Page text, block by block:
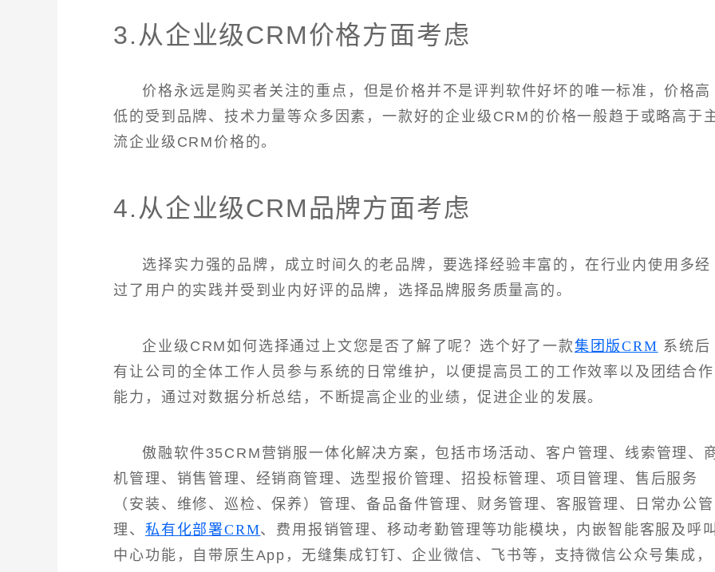
3.从企业级CRM价格方面考虑
价格永远是购买者关注的重点，但是价格并不是评判软件好坏的唯一标准，价格高
低的受到品牌、技术力量等众多因素，一款好的企业级CRM的价格一般趋于或略高于
流企业级CRM价格的。
4.从企业级CRM品牌方面考虑
选择实力强的品牌，成立时间久的老品牌，要选择经验丰富的，在行业内使用多经
过了用户的实践并受到业内好评的品牌，选择品牌服务质量高的。
企业级CRM如何选择通过上文您是否了解了呢？选个好了一款集团版CRM 系统后
有让公司的全体工作人员参与系统的日常维护，以便提高员工的工作效率以及团结合作
能力，通过对数据分析总结，不断提高企业的业绩，促进企业的发展。
傲融软件35CRM营销服一体化解决方案，包括市场活动、客户管理、线索管理、
机管理、销售管理、经销商管理、选型报价管理、招投标管理、项目管理、售后服务
（安装、维修、巡检、保养）管理、备品备件管理、财务管理、客服管理、日常办公管
理、私有化部署CRM、费用报销管理、移动考勤管理等功能模块，内嵌智能客服及呼
中心功能，自带原生App，无缝集成钉钉、企业微信、飞书等，支持微信公众号集成，